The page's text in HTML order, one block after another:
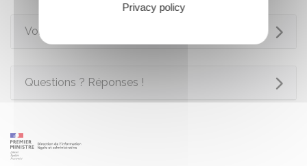
Voir aussi
Questions ? Réponses !
Privacy policy